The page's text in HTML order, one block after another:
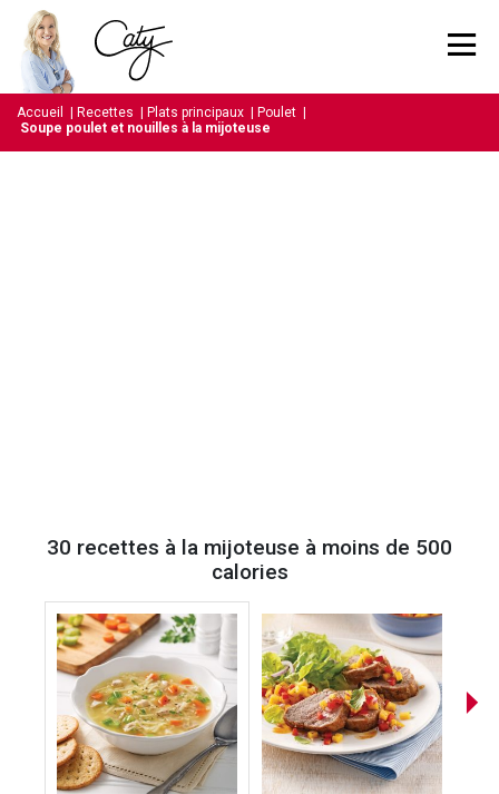
Accueil Recettes Plats principaux Poulet
Soupe poulet et nouilles à la mijoteuse
30 recettes à la mijoteuse à moins de 500
calories